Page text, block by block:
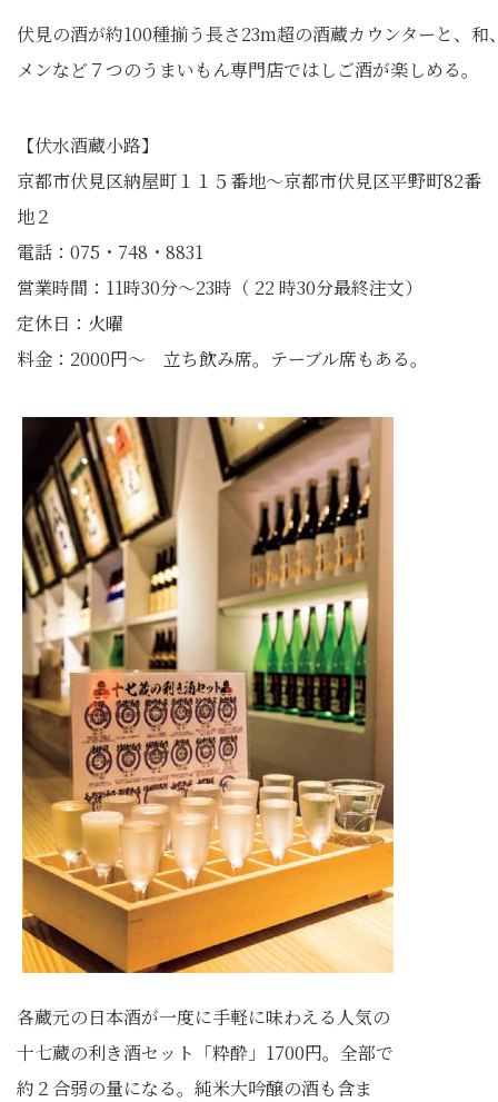
伏見の酒が約100種揃う長さ23m超の酒蔵カウンターと、和
メンなど７つのうまいもん専門店ではしご酒が楽しめる。
【伏水酒蔵小路】
京都市伏見区納屋町１１５番地～京都市伏見区平野町82番
地２
電話：075・748・8831
営業時間：11時30分～23時（ 22 時30分最終注文）
定休日：火曜
料金：2000円～ 立ち飲み席。テーブル席もある。
各蔵元の日本酒が一度に手軽に味わえる人気の
十七蔵の利き酒セット「粋酔」1700円。全部で
約２合弱の量になる。純米大吟醸の酒も含ま